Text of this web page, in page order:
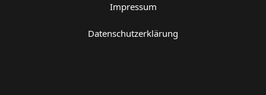
Impressum
Datenschutzerklärung